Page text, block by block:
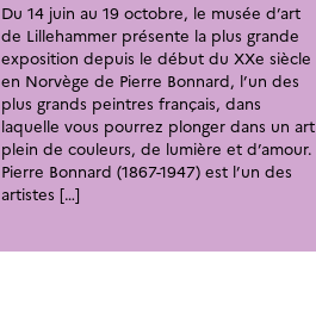
Du 14 juin au 19 octobre, le musée d’art
de Lillehammer présente la plus grande
exposition depuis le début du XXe siècle
en Norvège de Pierre Bonnard, l’un des
plus grands peintres français, dans
laquelle vous pourrez plonger dans un art
plein de couleurs, de lumière et d’amour.
Pierre Bonnard (1867-1947) est l’un des
artistes […]